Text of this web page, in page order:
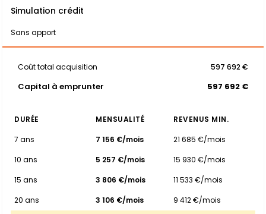
Simulation crédit
Sans apport
Coût total acquisition 597 692 €
Capital à emprunter 597 692 €
DURÉE MENSUALITÉ
REVENUS MIN.
7 ans
7 156 €/mois
21 685 €/mois
10 ans
5 257 €/mois
15 930 €/mois
15 ans
3 806 €/mois
11 533 €/mois
20 ans
3 106 €/mois
9 412 €/mois